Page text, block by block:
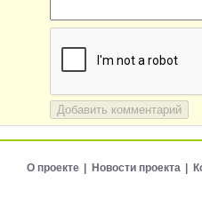
Добавить комментарий
О проекте Новости проекта